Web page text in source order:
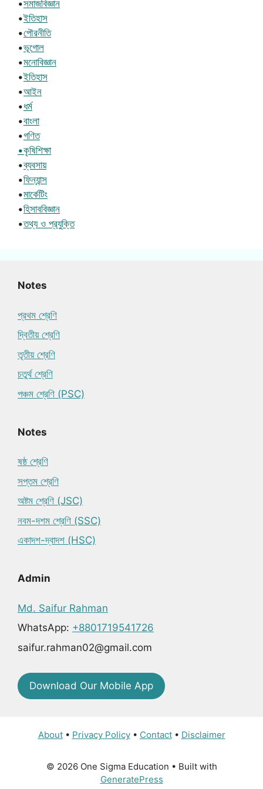
•সমাজবিজ্ঞান
•ইতিহাস
•পৌরনীতি
•ভূগোল
•মনোবিজ্ঞান
•ইতিহাস
•আইন
•ধর্ম
•বাংলা
•গণিত
•কৃষিশিক্ষা
•ব্যবসায়
•ফিন্যান্স
•মার্কেটিং
•হিসাববিজ্ঞান
•তথ্য ও প্রযুক্তি
Notes
প্রথম শ্রেণি
দ্বিতীয় শ্রেণি
তৃতীয় শ্রেণি
চতুর্থ শ্রেণি
পঞ্চম শ্রেণি (PSC)
Notes
ষষ্ঠ শ্রেণি
সপ্তম শ্রেণি
অষ্টম শ্রেণি (JSC)
নবম-দশম শ্রেণি (SSC)
একাদশ-দ্বাদশ (HSC)
Admin
Md. Saifur Rahman
WhatsApp: +8801719541726
saifur.rahman02@gmail.com
Download Our Mobile App
About• Privacy Policy• Contact• Disclaimer
© 2026 One Sigma Education • Built with
GeneratePress